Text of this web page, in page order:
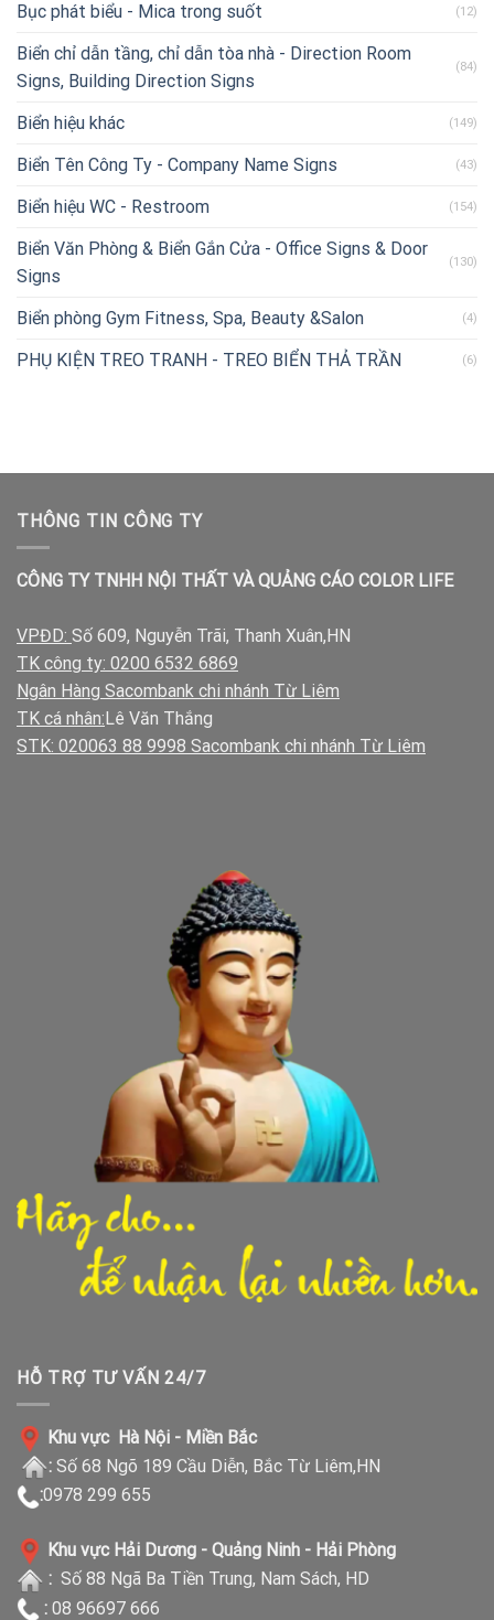
Bục phát biểu - Mica trong suốt (12)
Biển chỉ dẫn tầng, chỉ dẫn tòa nhà - Direction Room
Signs, Building Direction Signs
(84)
Biển hiệu khác (149)
Biển Tên Công Ty - Company Name Signs (43)
Biển hiệu WC - Restroom (154)
Biển Văn Phòng & Biển Gắn Cửa - Office Signs & Door
Signs
(130)
Biển phòng Gym Fitness, Spa, Beauty &Salon (4)
PHỤ KIỆN TREO TRANH - TREO BIỂN THẢ TRẦN (6)
THÔNG TIN CÔNG TY
CÔNG TY TNHH NỘI THẤT VÀ QUẢNG CÁO COLOR LIFE
VPĐD: Số 609, Nguyễn Trãi, Thanh Xuân,HN
TK công ty: 0200 6532 6869
Ngân Hàng Sacombank chi nhánh Từ Liêm
TK cá nhân: Lê Văn Thắng
STK: 020063 88 9998 Sacombank chi nhánh Từ Liêm
HỖ TRỢ TƯ VẤN 24/7
Khu vực Hà Nội - Miền Bắc
: Số 68 Ngõ 189 Cầu Diễn, Bắc Từ Liêm,HN
:0978 299 655
Khu vực Hải Dương - Quảng Ninh - Hải Phòng
: Số 88 Ngã Ba Tiền Trung, Nam Sách, HD
: 08 96697 666